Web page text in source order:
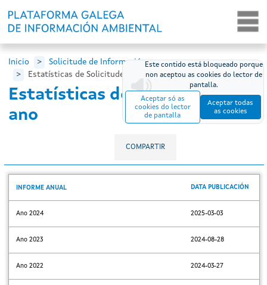
Inicio
Solicitude de Información
Estatísticas de Solicitude Por Ano
Estatísticas de solicitude por
ano
Este contido está bloqueado porque
non aceptou as cookies do lector de
pantalla.
Aceptar só as
cookies do lector
de pantalla
Aceptar todas
as cookies
COMPARTIR
INFORME ANUAL DATA PUBLICACIÓN
Ano 2024 2025-03-03
Ano 2023 2024-08-28
Ano 2022 2024-03-27